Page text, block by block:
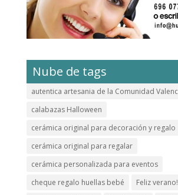
Nube de tags
autentica artesania de la Comunidad
calabazas Halloween
cerámica original para decoración y regalo
cerámica original para regalar
cerámica personalizada para eventos
cheque regalo huellas bebé
Feliz